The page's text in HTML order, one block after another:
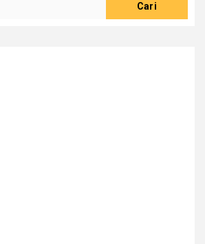
Cari